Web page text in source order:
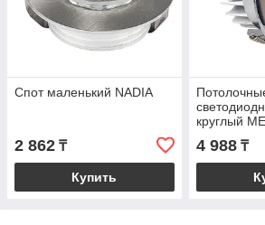
Спот маленький NADIA
2 862 ₸
Купить
круглый
4 988₸